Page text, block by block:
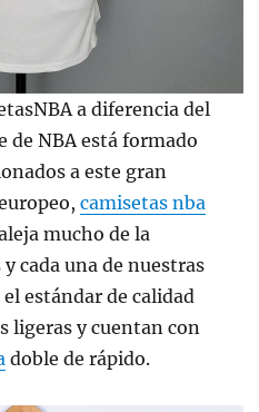
a diferencia del
de NBA está formado
a este gran
camisetas nba
mucho de la
cada una de nuestras
estándar de calidad
ligeras y cuentan con
doble de rápido.